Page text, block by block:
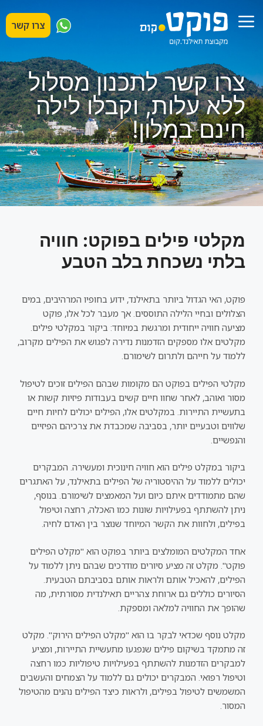
לתוכן תפריט צרו קשר
צרו קשר לתכנון מסלול
ללא עלות, וקבלו לילה
חינם במלון!
מקלטי פילים בפוקט: חוויה
בלתי נשכחת בלב הטבע
פוקט, האי הגדול ביותר בתאילנד, ידוע בחופיו המרהיבים, במים
הצלולים ובחיי הלילה התוססים. אך מעבר לכל אלו, פוקט
מציעה חוויה ייחודית ומרגשת במיוחד: ביקור במקלטי פילים.
מקלטים אלו מספקים הזדמנות נדירה לפגוש את הפילים מקרוב,
ללמוד על חייהם ולתרום לשימורם.
מקלטי הפילים בפוקט הם מקומות שבהם הפילים זוכים לטיפול
מסור ואוהב, לאחר שחוו חיים קשים בעבודות פיזיות קשות או
בתעשיית התיירות. במקלטים אלו, הפילים יכולים לחיות חיים
שלווים וטבעיים יותר, בסביבה שמכבדת את צרכיהם הפיזיים
והנפשיים.
ביקור במקלט פילים הוא חוויה חינוכית ומעשירה. המבקרים
יכולים ללמוד על ההיסטוריה של הפילים בתאילנד, על האתגרים
שהם מתמודדים איתם כיום ועל המאמצים לשימורם. בנוסף,
ניתן להשתתף בפעילויות שונות כמו האכלה, רחצה וטיפול
בפילים, ולחוות את הקשר המיוחד שנוצר בין האדם לחיה.
אחד המקלטים המומלצים ביותר בפוקט הוא "מקלט הפילים
פוקט". מקלט זה מציע סיורים מודרכים שבהם ניתן ללמוד על
הפילים, להאכיל אותם ולראות אותם בסביבתם הטבעית.
הסיורים כוללים גם ארוחת צהריים תאילנדית מסורתית, מה
שהופך את החוויה למלאה ומספקת.
מקלט נוסף שכדאי לבקר בו הוא "מקלט הפילים הירוק". מקלט
זה מתמקד בשיקום פילים שנפגעו מתעשיית התיירות, ומציע
למבקרים הזדמנות להשתתף בפעילויות טיפוליות כמו רחצה
וטיפול רפואי. המבקרים יכולים גם ללמוד על הצמחים והעשבים
המשמשים לטיפול בפילים, ולראות כיצד הפילים נהנים מהטיפול
המסור.